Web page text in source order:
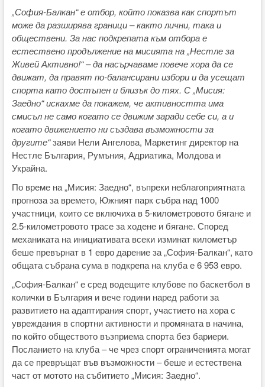
„София-Балкан“ е отбор, който показва как спортът
може да разширява граници – както лични, така и
обществени. За нас подкрепата към отбора е
естествено продължение на мисията на „Нестле за
Живей Активно!“ – да насърчаваме повече хора да се
движат, да правят по-балансирани избори и да усещат
спорта като достъпен и близък до тях. С „Мисия:
Заедно“ искахме да покажем, че активността има
смисъл не само когато се движим заради себе си, а и
когато движението ни създава възможности за
другите“заяви Нели Ангелова, Маркетинг директор на
Нестле България, Румъния, Адриатика, Молдова и
Украйна.
По време на „Мисия: Заедно“, въпреки неблагоприятната
прогноза за времето, Южният парк събра над 1000
участници, които се включиха в 5-километровото бягане и
2.5-километровото трасе за ходене и бягане. Според
механиката на инициативата всеки изминат километър
беше превърнат в 1 евро дарение за „София-Балкан“, като
общата събрана сума в подкрепа на клуба е 6 953 евро.
„София-Балкан“ е сред водещите клубове по баскетбол в
колички в България и вече години наред работи за
развитието на адаптирания спорт, участието на хора с
увреждания в спортни активности и промяната в начина,
по който обществото възприема спорта без бариери.
Посланието на клуба – че чрез спорт ограниченията могат
да се превръщат във възможности – беше и естествена
част от мотото на събитието „Мисия: Заедно“.